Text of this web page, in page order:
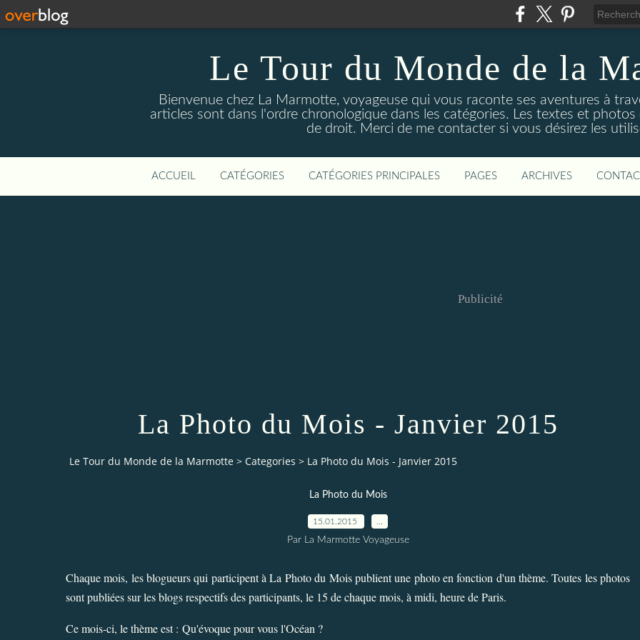
Le Tour du Monde de la
Bienvenue chez La Marmotte, voyageuse qui vous raconte ses aventures à
articles sont dans l'ordre chronologique dans les catégories. Les textes et photos
de droit. Merci de me contacter si vous désirez les
ACCUEIL CATÉGORIES CATÉGORIES PRINCIPALES PAGES ARCHIVES
Publicité
La Photo du Mois - Janvier 2015
Le Tour du Monde de la Marmotte > Categories > La Photo du Mois - Janvier 2015
La Photo du Mois
15.01.2015
Par La Marmotte Voyageuse
Chaque mois, les blogueurs qui participent à La Photo du Mois publient une photo en fonction d'un thème. Toutes les photos
sont publiées sur les blogs respectifs des participants, le 15 de chaque mois, à midi, heure de Paris.
Ce mois-ci, le thème est : Qu'évoque pour vous l'Océan ?